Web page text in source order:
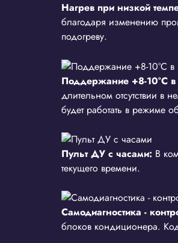
Нагрев при низкой
благодаря изменению
подогреву.
Поддержание +8-10°С
длительном отсутствии
будет работать в режиме
Пульт ДУ с часами: В
текущего времени.
Самодиагностика -
блоков кондиционера.